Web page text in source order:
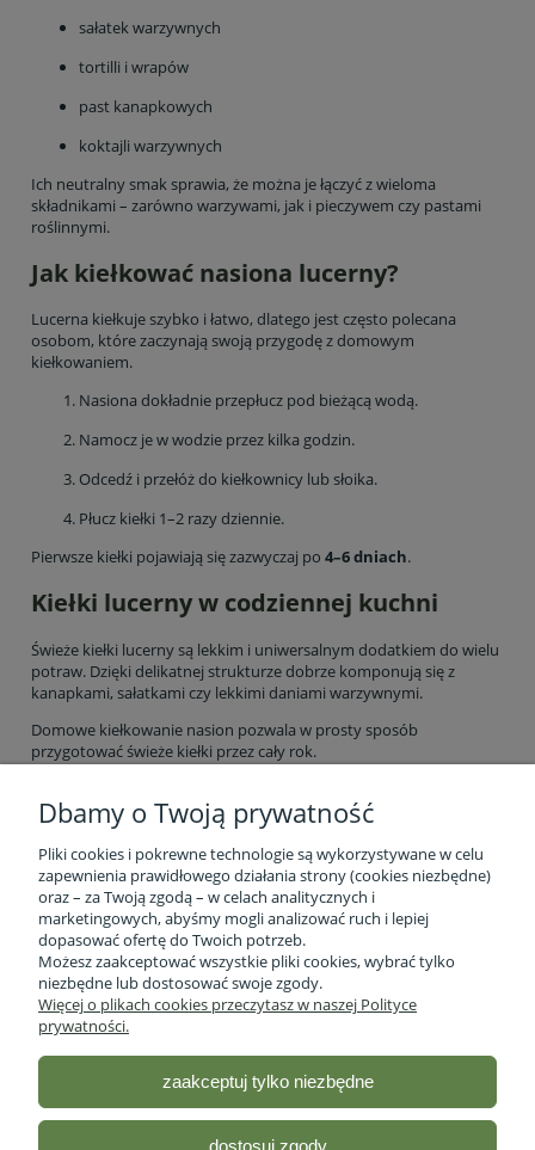
sałatek warzywnych
tortilli i wrapów
past kanapkowych
koktajli warzywnych
Ich neutralny smak sprawia, że można je łączyć z wieloma
składnikami – zarówno warzywami, jak i pieczywem czy pastami
roślinnymi.
Jak kiełkować nasiona lucerny?
Lucerna kiełkuje szybko i łatwo, dlatego jest często polecana
osobom, które zaczynają swoją przygodę z domowym
kiełkowaniem.
Nasiona dokładnie przepłucz pod bieżącą wodą.
Namocz je w wodzie przez kilka godzin.
Odcedź i przełóż do kiełkownicy lub słoika.
Płucz kiełki 1–2 razy dziennie.
Pierwsze kiełki pojawiają się zazwyczaj po 4–6 dniach.
Kiełki lucerny w codziennej kuchni
Świeże kiełki lucerny są lekkim i uniwersalnym dodatkiem do wielu
potraw. Dzięki delikatnej strukturze dobrze komponują się z
kanapkami, sałatkami czy lekkimi daniami warzywnymi.
Domowe kiełkowanie nasion pozwala w prosty sposób
przygotować świeże kiełki przez cały rok.
Informacje o firmie
Obsługa klienta
Moje konto
Dbamy o Twoją prywatność
Pliki cookies i pokrewne technologie są wykorzystywane w celu
zapewnienia prawidłowego działania strony (cookies niezbędne)
oraz – za Twoją zgodą – w celach analitycznych i
marketingowych, abyśmy mogli analizować ruch i lepiej
dopasować ofertę do Twoich potrzeb.
Możesz zaakceptować wszystkie pliki cookies, wybrać tylko
niezbędne lub dostosować swoje zgody.
Więcej o plikach cookies przeczytasz w naszej Polityce
prywatności.
zaakceptuj tylko niezbędne
dostosuj zgody